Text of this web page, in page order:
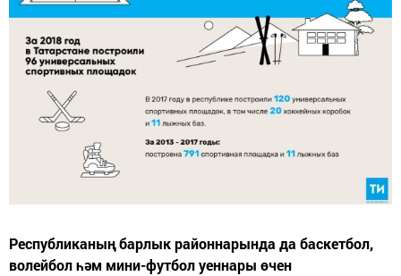
Республиканың барлык районнарында да баскетбол,
волейбол һәм мини-футбол уеннары өчен